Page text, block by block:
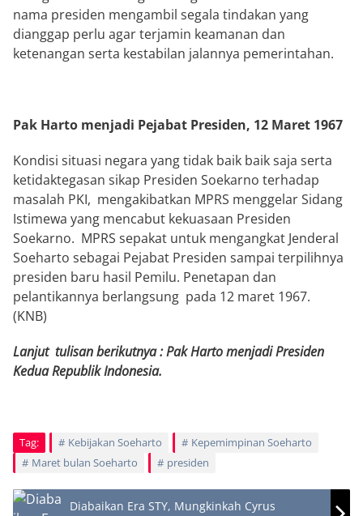
nama presiden mengambil segala tindakan yang
dianggap perlu agar terjamin keamanan dan
ketenangan serta kestabilan jalannya pemerintahan.
Pak Harto menjadi Pejabat Presiden, 12 Maret 1967
Kondisi situasi negara yang tidak baik baik saja serta
ketidaktegasan sikap Presiden Soekarno terhadap
masalah PKI, mengakibatkan MPRS menggelar Sidang
Istimewa yang mencabut kekuasaan Presiden
Soekarno. MPRS sepakat untuk mengangkat Jenderal
Soeharto sebagai Pejabat Presiden sampai terpilihnya
presiden baru hasil Pemilu. Penetapan dan
pelantikannya berlangsung pada 12 maret 1967.
(KNB)
Lanjut tulisan berikutnya : Pak Harto menjadi Presiden
Kedua Republik Indonesia.
Tag: Kebijakan Soeharto
Kepemimpinan Soeharto
Maret bulan Soeharto
presiden
Diabaikan Era STY, Mungkinkah Cyrus